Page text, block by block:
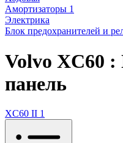
Амортизаторы 1
Электрика
Блок предохранителей и
Volvo XC60 :
панель
XC60 II 1